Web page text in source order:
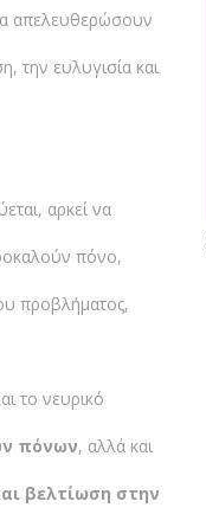
απελευθερώσουν
την ευλυγισία και
αρκεί να
πόνο,
προβλήματος,
το νευρικό
πόνων, αλλά και
βελτίωση στην